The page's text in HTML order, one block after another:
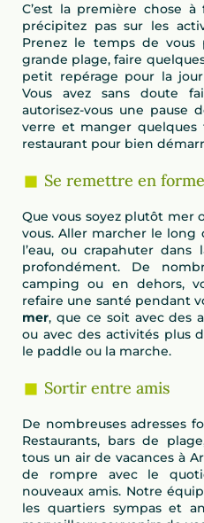
C’est la première chose
précipitez pas sur les
Prenez le temps de vous
grande plage, faire
petit repérage pour la
Vous avez sans doute
autorisez-vous une pause
verre et manger quelques
restaurant pour bien
Se remettre en forme
Que vous soyez plutôt mer
vous. Aller marcher le long
l’eau, ou crapahuter
profondément. De
camping ou en dehors,
refaire une santé pendant
mer, que ce soit avec des
ou avec des activités plus
le paddle ou la marche.
Sortir entre amis
De nombreuses adresses
Restaurants, bars de
tous un air de vacances à
de rompre avec le
nouveaux amis. Notre
les quartiers sympas et